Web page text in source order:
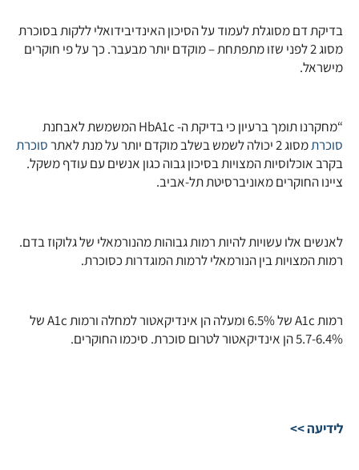
בדיקת דם מסוגלת לעמוד על הסיכון האינדיבידואלי ללקות בסוכרת
מסוג 2 לפני שזו מתפתחת – מוקדם יותר מבעבר. כך על פי חוקרים
מישראל.
“מחקרנו תומך ברעיון כי בדיקת ה- HbA1c המשמשת לאבחנת
סוכרתמסוג 2 יכולה לשמש בשלב מוקדם יותר על מנת לאתר
סוכרת
בקרב אוכלוסיות המצויות בסיכון גבוה כגון אנשים עם עודף משקל.
ציינו החוקרים מאוניברסיטת תל-אביב.
לאנשים אלו עשויות להיות רמות גבוהות מהנורמאלי של גלוקוז בדם.
רמות המצויות בין הנורמאלי לרמות המוגדרות כסוכרת.
רמות A1c של 6.5% ומעלה הן אינדיקאטור למחלה ורמות A1c של
5.7-6.4% הן אינדיקאטור לטרום סוכרת. סיכמו החוקרים.
לידיעה >>